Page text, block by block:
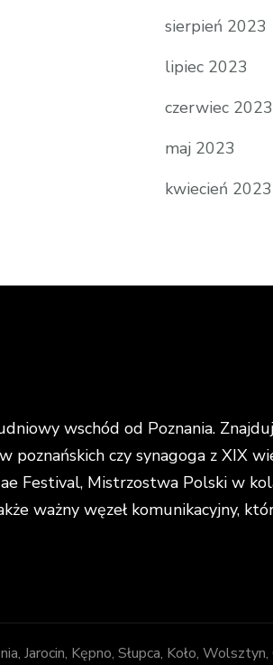
sierpień 2023
lipiec 2023
czerwiec 2023
maj 2023
kwiecień 2023
wschód od Poznania.
poznańskich czy synagoga z XIX
Festival, Mistrzostwa Polski w
ważny węzeł komunikacyjny,
Jarocin, Kępno, Słupca, Koło,